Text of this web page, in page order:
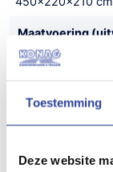
Toestemming
Deze website
Maatvoering
627x230x291 cm